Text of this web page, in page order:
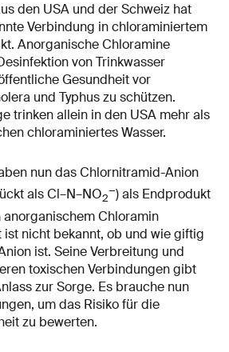
den USA und der Schweiz hat
Verbindung in chloraminiertem
Anorganische Chloramine
von Trinkwasser
Gesundheit vor
und Typhus zu schützen.
trinken allein in den USA mehr als
chloraminiertes Wasser.
nun das Chlornitramid-Anion
als Cl–N–NO2
−) als Endprodukt
Chloramin
nicht bekannt, ob und wie giftig
ist. Seine Verbreitung und
toxischen Verbindungen gibt
zur Sorge. Es brauche nun
um das Risiko für die
zu bewerten.